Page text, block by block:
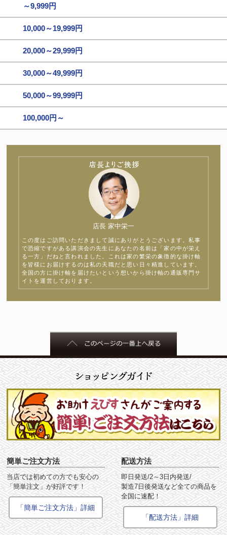
～9,999円
10,000～19,999円
20,000～29,999円
30,000～49,999円
50,000～99,999円
100,000円～
店長 家中栄一
この度はご訪問いただきまして誠にありがとうございます。私事
で恐縮ですがある講演会の先生にあなたの名前は「家の中が栄え
る一方」だねと言われました。これは家の繁栄の象徴的な掛け軸
を皆様にお届けするのは私の天職だと思い日々精進しています。
全国の方に掛け軸を届けたいという想いから掛け軸の通販専門サ
イトを運営しております。
簡単ご注文方法
当店では初めての方でも安心の
「簡単注文」が好評です！
「簡単ご注文方法」詳細
配送方法
即日発送/2～3日内発送/
製造7日後発送など全ての商品を
全国に速配！
「配送方法」詳細